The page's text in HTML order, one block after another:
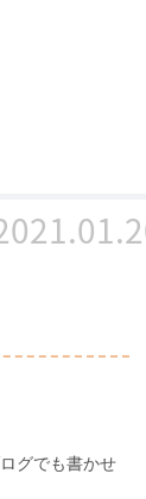
グでも書かせ